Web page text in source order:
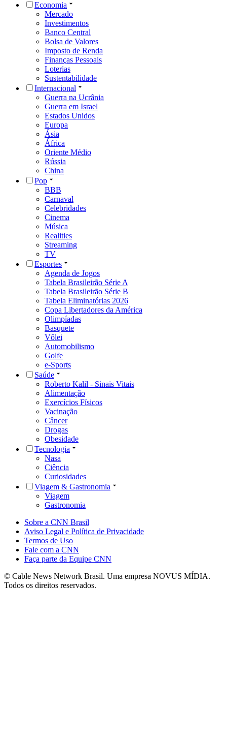
Economia
Mercado
Investimentos
Banco Central
Bolsa de Valores
Imposto de Renda
Finanças Pessoais
Loterias
Sustentabilidade
Internacional
Guerra na Ucrânia
Guerra em Israel
Estados Unidos
Europa
Ásia
África
Oriente Médio
Rússia
China
Pop
BBB
Carnaval
Celebridades
Cinema
Música
Realities
Streaming
TV
Esportes
Agenda de Jogos
Tabela Brasileirão Série A
Tabela Brasileirão Série B
Tabela Eliminatórias 2026
Copa Libertadores da América
Olimpíadas
Basquete
Vôlei
Automobilismo
Golfe
e-Sports
Saúde
Roberto Kalil - Sinais Vitais
Alimentação
Exercícios Físicos
Vacinação
Câncer
Drogas
Obesidade
Tecnologia
Nasa
Ciência
Curiosidades
Viagem & Gastronomia
Viagem
Gastronomia
Sobre a CNN Brasil
Aviso Legal e Política de Privacidade
Termos de Uso
Fale com a CNN
Faça parte da Equipe CNN
© Cable News Network Brasil. Uma empresa NOVUS MÍDIA.
Todos os direitos reservados.